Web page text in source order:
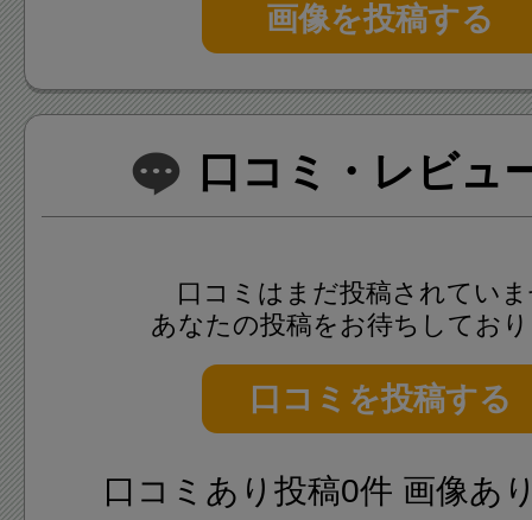
画像を投稿する
口コミ・レビュ
口コミはまだ投稿されてい
あなたの投稿をお待ちしてお
口コミを投稿する
口コミあり投稿0件 画像あ